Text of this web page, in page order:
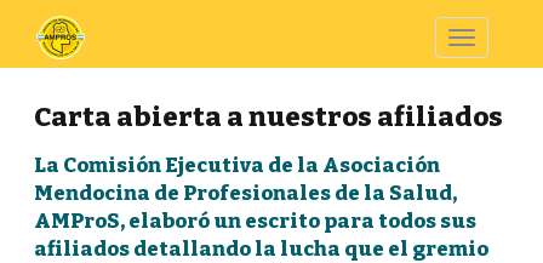
Toggle
Carta abierta a nuestros afiliados
La Comisión Ejecutiva de la Asociación
Mendocina de Profesionales de la Salud,
AMProS, elaboró un escrito para todos sus
afiliados detallando la lucha que el gremio